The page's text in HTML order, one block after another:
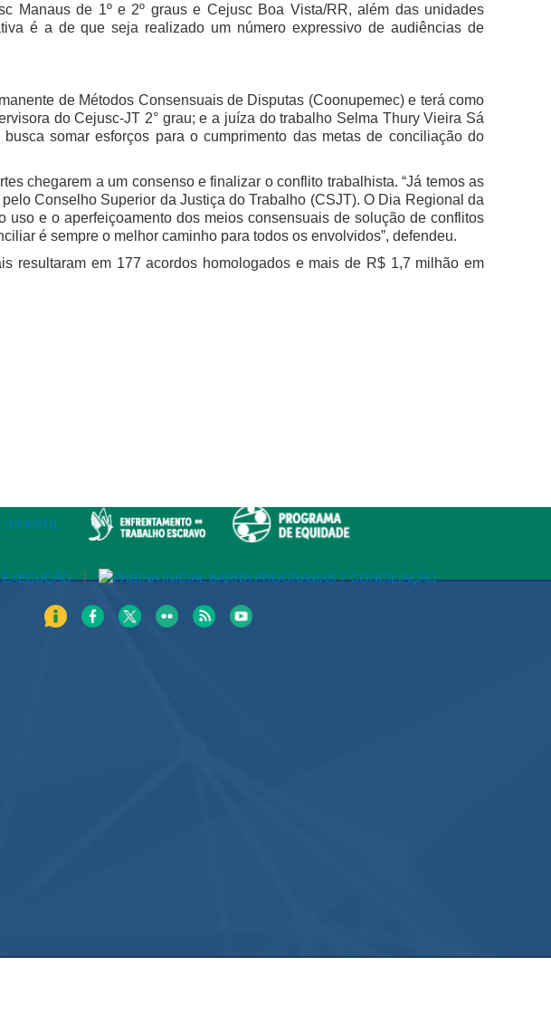
Manaus de 1º e 2º graus e Cejusc Boa Vista/RR, além das unidades
é a de que seja realizado um número expressivo de audiências de
de Métodos Consensuais de Disputas (Coonupemec) e terá como
do Cejusc-JT 2° grau; e a juíza do trabalho Selma Thury Vieira Sá
somar esforços para o cumprimento das metas de conciliação do
chegarem a um consenso e finalizar o conflito trabalhista. “Já temos as
Conselho Superior da Justiça do Trabalho (CSJT). O Dia Regional da
e o aperfeiçoamento dos meios consensuais de solução de conflitos
é sempre o melhor caminho para todos os envolvidos”, defendeu.
resultaram em 177 acordos homologados e mais de R$ 1,7 milhão em
|